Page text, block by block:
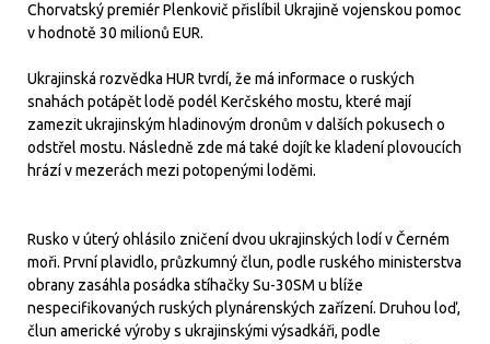
Chorvatský premiér Plenkovič přislíbil Ukrajině vojenskou pomoc
v hodnotě 30 milionů EUR.
Ukrajinská rozvědka HUR tvrdí, že má informace o ruských
snahách potápět lodě podél Kerčského mostu, které mají
zamezit ukrajinským hladinovým dronům v dalších pokusech o
odstřel mostu. Následně zde má také dojít ke kladení plovoucích
hrází v mezerách mezi potopenými loděmi.
Rusko v úterý ohlásilo zničení dvou ukrajinských lodí v Černém
moři. První plavidlo, průzkumný člun, podle ruského ministerstva
obrany zasáhla posádka stíhačky Su-30SM u blíže
nespecifikovaných ruských plynárenských zařízení. Druhou loď,
člun americké výroby s ukrajinskými výsadkáři, podle